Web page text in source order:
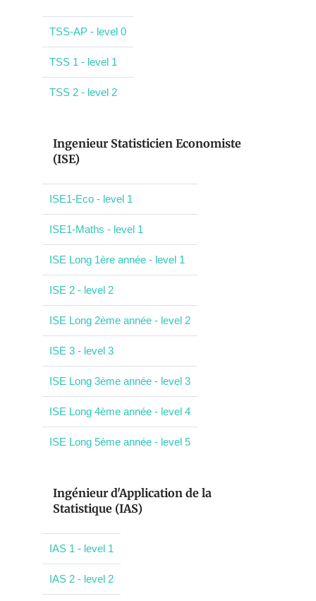
TSS-AP - level 0
TSS 1 - level 1
TSS 2 - level 2
Ingenieur Statisticien Economiste
(ISE)
ISE1-Eco - level 1
ISE1-Maths - level 1
ISE Long 1ère année - level 1
ISE 2 - level 2
ISE Long 2ème année - level 2
ISE 3 - level 3
ISE Long 3ème année - level 3
ISE Long 4ème année - level 4
ISE Long 5ème année - level 5
Ingénieur d'Application de la
Statistique (IAS)
IAS 1 - level 1
IAS 2 - level 2